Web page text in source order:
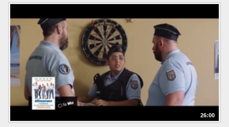
26:00